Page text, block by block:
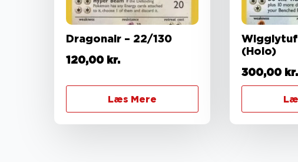
Dragonair – 22/130
120,00 kr.
Læs Mere
(Holo)
300,00 kr.